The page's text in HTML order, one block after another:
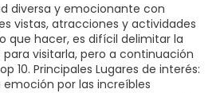
diversa y emocionante con
vistas, atracciones y actividades
que hacer, es difícil delimitar la
para visitarla, pero a continuación
10. Principales Lugares de interés:
por las increíbles